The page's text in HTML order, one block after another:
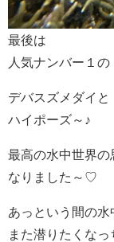
最後は
人気ナンバー１の
デバスズメダイと
ハイポーズ～♪
最高の水中世界の
なりました～♡
あっという間の水
また潜りたくな